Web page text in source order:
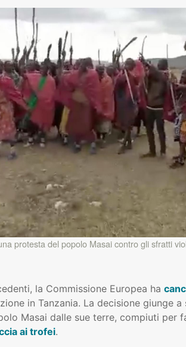
protesta del popolo Masai contro gli sfratti
la Commissione Europea ha
in Tanzania. La decisione giunge a
Masai dalle sue terre, compiuti per
ai trofei.